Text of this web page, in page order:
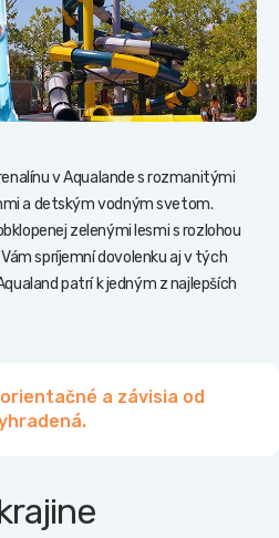
v Aqualande s rozmanitými
a detským vodným svetom.
zelenými lesmi s rozlohou
spríjemní dovolenku aj v tých
patrí k jedným z najlepších
a závisia od